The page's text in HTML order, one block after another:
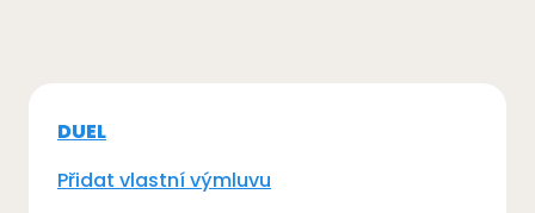
DUEL
Přidat vlastní výmluvu